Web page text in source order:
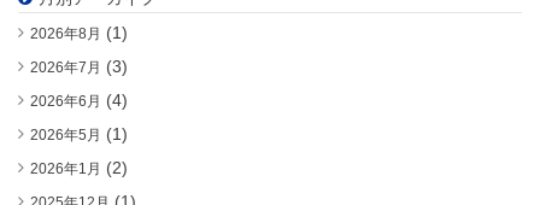
2026年8月 (1)
2026年7月 (3)
2026年6月 (4)
2026年5月 (1)
2026年1月 (2)